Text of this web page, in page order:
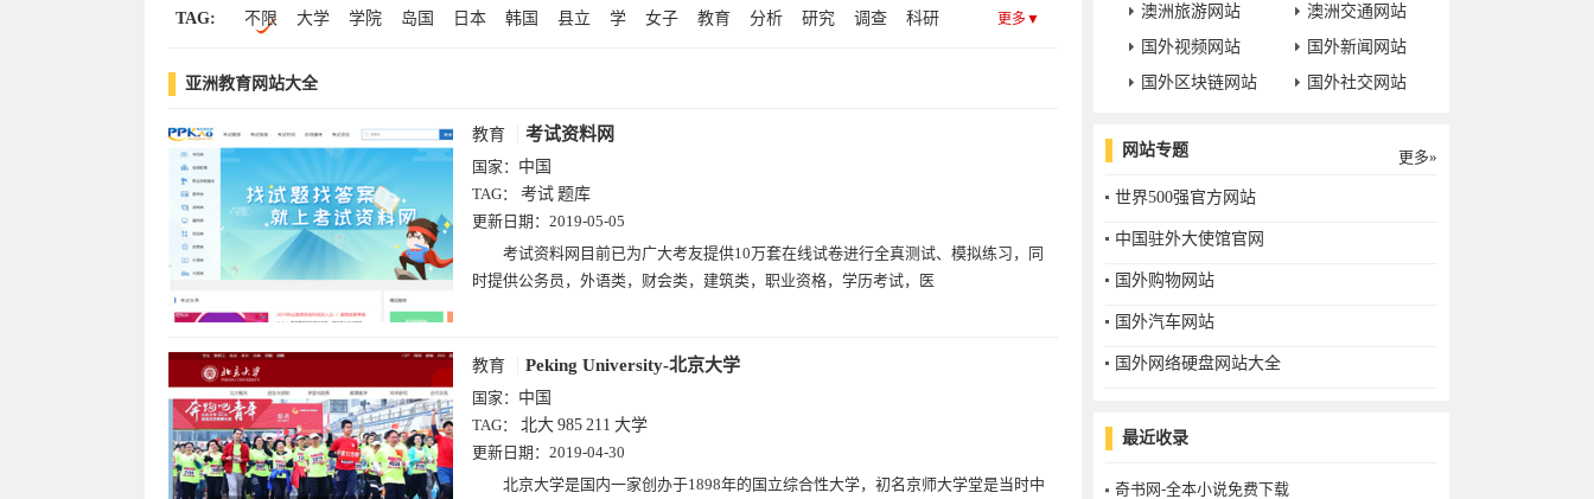
汽车(42)
区块链(41) 其他(39) 美食(39) 房产(26) IT(22) 社交(21) 杂志(20)
健康(19)
博客(11)
TAG: 不限 大学 学院 岛国 日本 韩国 县立 学 女子 教育 分析 研究 调查
科研
尔
大阪
更多▼
亚洲教育网站大全
教育 考试资料网
国家： 中国
TAG： 考试 题库
更新日期： 2019-05-05
考试资料网目前已为广大考友提供10万套在线试卷进行全真测试、模拟练习，同
时提供公务员，外语类，财会类，建筑类，职业资格，学历考试，医
教育 Peking University-北京大学
国家： 中国
TAG： 北大 985 211 大学
更新日期： 2019-04-30
北京大学是国内一家创办于1898年的国立综合性大学，初名京师大学堂是当时中
澳洲旅游网站
澳洲交通网站
国外视频网站
国外新闻网站
国外区块链网站
国外社交网站
网站专题 更多»
世界500强官方网站
中国驻外大使馆官网
国外购物网站
国外汽车网站
国外网络硬盘网站大全
最近收录
奇书网-全本小说免费下载